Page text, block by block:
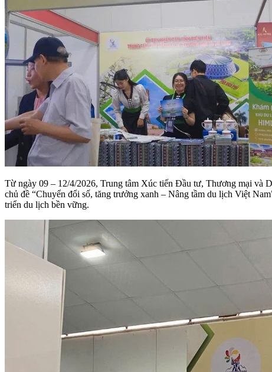
Từ ngày 09 – 12/4/2026, Trung tâm Xúc tiến Đầu tư, Thương mại
chủ đề “Chuyển đổi số, tăng trưởng xanh – Nâng tầm du lịch Việt
triển du lịch bền vững.